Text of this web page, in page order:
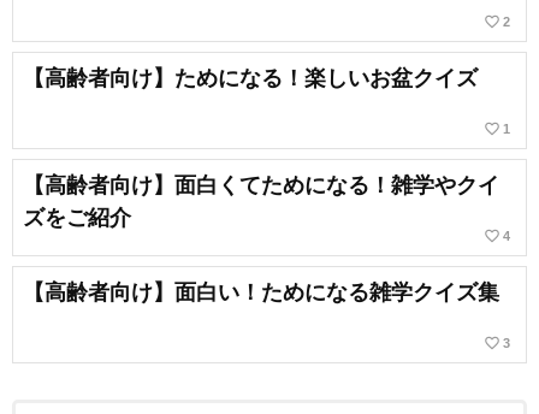
favorite_border 2
【高齢者向け】ためになる！楽しいお盆クイズ
favorite_border 1
【高齢者向け】面白くてためになる！雑学やクイ
ズをご紹介
favorite_border 4
【高齢者向け】面白い！ためになる雑学クイズ集
favorite_border 3